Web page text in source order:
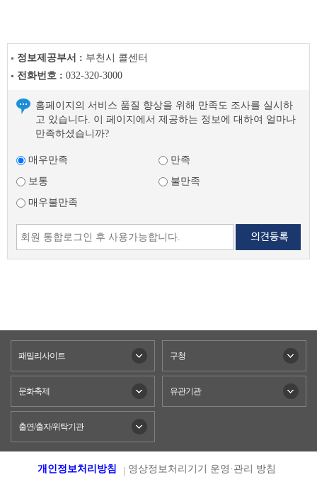
정보제공부서 : 부천시 콜센터
전화번호 : 032-320-3000
홈페이지의 서비스 품질 향상을 위해 만족도 조사를 실시하
고 있습니다. 이 페이지에서 제공하는 정보에 대하여 얼마나
만족하셨습니까?
매우만족
만족
보통
불만족
매우불만족
패밀리사이트 구청
문화축제 유관기관
출연/출자/위탁기관
개인정보처리방침 영상정보처리기기 운영·관리 방침